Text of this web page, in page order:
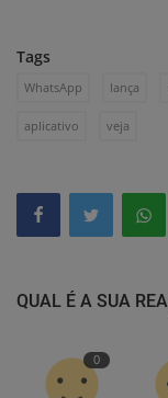
Tags
WhatsApp lança
aplicativo veja
QUAL É A SUA
0